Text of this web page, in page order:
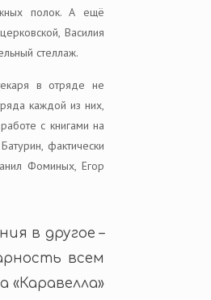
полок. А ещё
Василия
стеллаж.
в отряде не
каждой из них,
с книгами на
фактически
Фоминых, Егор
в другое –
всем